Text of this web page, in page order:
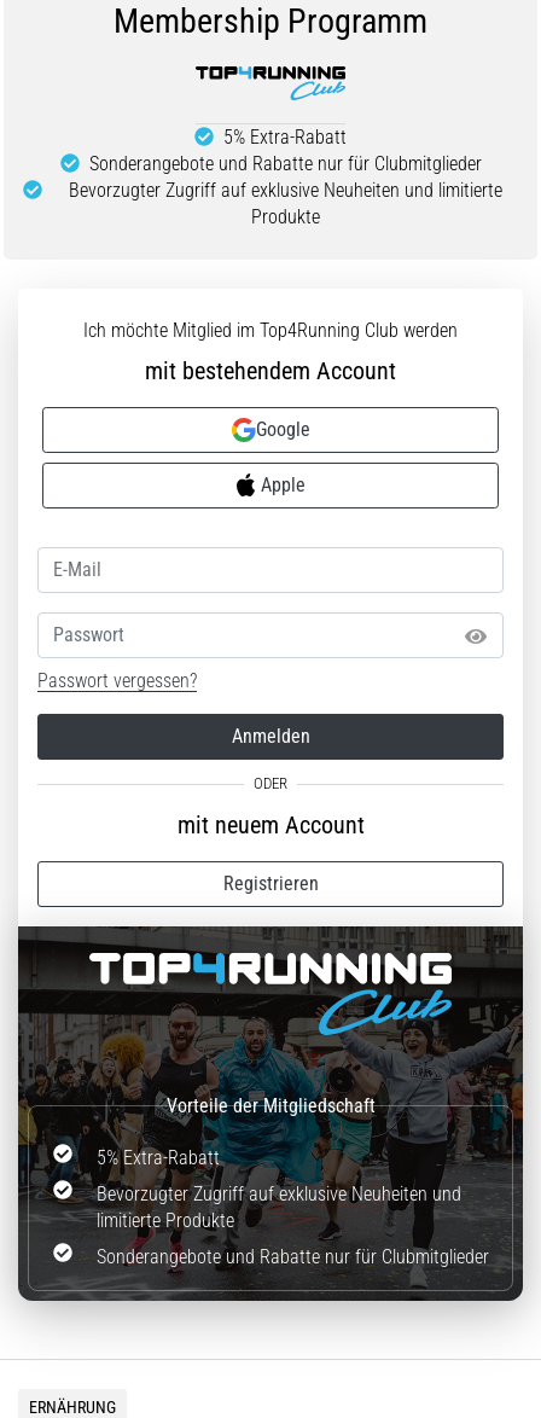
Membership Programm
5% Extra-Rabatt
Sonderangebote und Rabatte nur für Clubmitglieder
Bevorzugter Zugriff auf exklusive Neuheiten und limitierte
Produkte
Ich möchte Mitglied im Top4Running Club werden
mit bestehendem Account
Google
Apple
Passwort
Passwort vergessen?
Anmelden
mit neuem Account
Registrieren
5% Extra-Rabatt
Bevorzugter Zugriff auf exklusive Neuheiten und
limitierte Produkte
Sonderangebote und Rabatte nur für Clubmitglieder
ERNÄHRUNG